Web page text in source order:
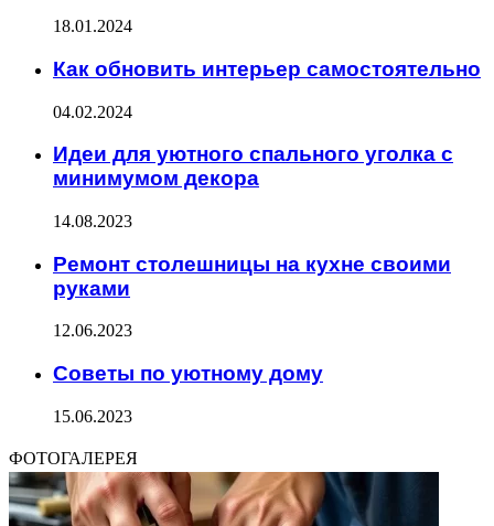
18.01.2024
Как обновить интерьер самостоятельно
04.02.2024
Идеи для уютного спального уголка с
минимумом декора
14.08.2023
Ремонт столешницы на кухне своими
руками
12.06.2023
Советы по уютному дому
15.06.2023
ФОТОГАЛЕРЕЯ